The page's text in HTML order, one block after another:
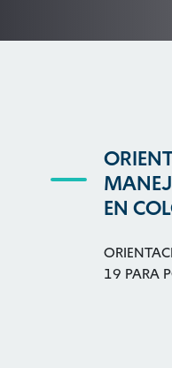
EN
19 PARA